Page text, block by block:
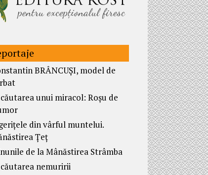
BRÂNCUȘI, model de
unui miracol: Roșu de
din vârful muntelui.
Țeț
de la Mânăstirea Strâmba
nemuririi